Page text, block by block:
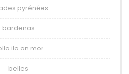
pyrénées
bardenas
ile en mer
belles